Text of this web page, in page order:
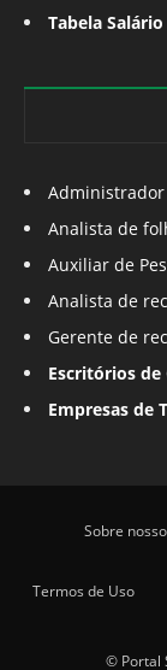
Tabela
Administrador
Analista de
Auxiliar de
Analista de
Gerente de
Escritórios
Empresas de
Sobre
Termos de Uso
© Portal